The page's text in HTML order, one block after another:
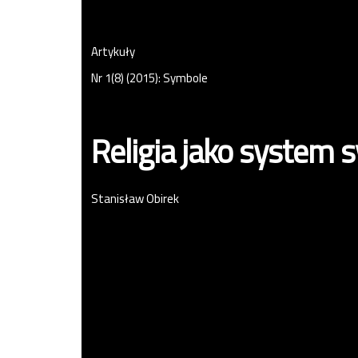
Artykuły
Nr 1(8) (2015): Symbole
Religia jako system
Stanisław Obirek